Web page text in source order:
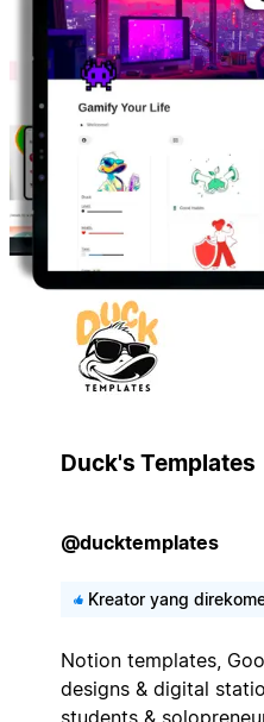
Duck's Templates
@ducktemplates
Kreator yang
Notion templates,
designs & digital
students &